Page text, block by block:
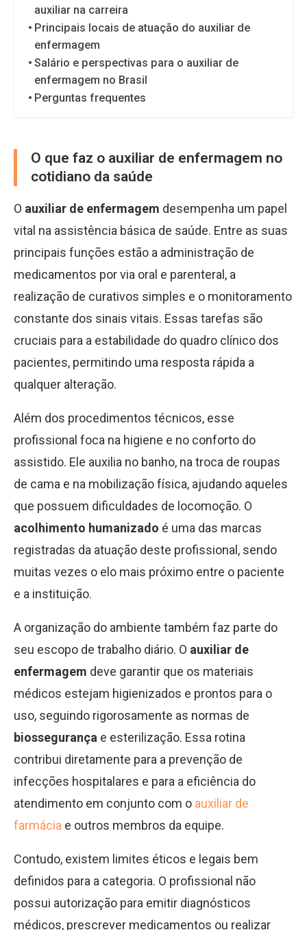
auxiliar na carreira
Principais locais de atuação do auxiliar de
enfermagem
Salário e perspectivas para o auxiliar de
enfermagem no Brasil
Perguntas frequentes
O que faz o auxiliar de enfermagem no
cotidiano da saúde
O auxiliar de enfermagem desempenha um papel
vital na assistência básica de saúde. Entre as suas
principais funções estão a administração de
medicamentos por via oral e parenteral, a
realização de curativos simples e o monitoramento
constante dos sinais vitais. Essas tarefas são
cruciais para a estabilidade do quadro clínico dos
pacientes, permitindo uma resposta rápida a
qualquer alteração.
Além dos procedimentos técnicos, esse
profissional foca na higiene e no conforto do
assistido. Ele auxilia no banho, na troca de roupas
de cama e na mobilização física, ajudando aqueles
que possuem dificuldades de locomoção. O
acolhimento humanizado é uma das marcas
registradas da atuação deste profissional, sendo
muitas vezes o elo mais próximo entre o paciente
e a instituição.
A organização do ambiente também faz parte do
seu escopo de trabalho diário. O auxiliar de
enfermagem deve garantir que os materiais
médicos estejam higienizados e prontos para o
uso, seguindo rigorosamente as normas de
biossegurança e esterilização. Essa rotina
contribui diretamente para a prevenção de
infecções hospitalares e para a eficiência do
atendimento em conjunto com o auxiliar de
farmácia e outros membros da equipe.
Contudo, existem limites éticos e legais bem
definidos para a categoria. O profissional não
possui autorização para emitir diagnósticos
médicos, prescrever medicamentos ou realizar